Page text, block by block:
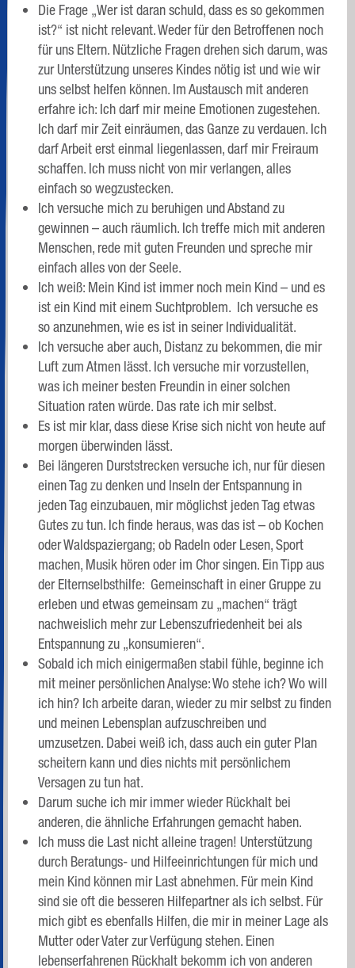
Die Frage „Wer ist daran schuld, dass es so gekommen
ist?“ ist nicht relevant. Weder für den Betroffenen noch
für uns Eltern. Nützliche Fragen drehen sich darum, was
zur Unterstützung unseres Kindes nötig ist und wie wir
uns selbst helfen können. Im Austausch mit anderen
erfahre ich: Ich darf mir meine Emotionen zugestehen.
Ich darf mir Zeit einräumen, das Ganze zu verdauen. Ich
darf Arbeit erst einmal liegenlassen, darf mir Freiraum
schaffen. Ich muss nicht von mir verlangen, alles
einfach so wegzustecken.
Ich versuche mich zu beruhigen und Abstand zu
gewinnen – auch räumlich. Ich treffe mich mit anderen
Menschen, rede mit guten Freunden und spreche mir
einfach alles von der Seele.
Ich weiß: Mein Kind ist immer noch mein Kind – und es
ist ein Kind mit einem Suchtproblem. Ich versuche es
so anzunehmen, wie es ist in seiner Individualität.
Ich versuche aber auch, Distanz zu bekommen, die mir
Luft zum Atmen lässt. Ich versuche mir vorzustellen,
was ich meiner besten Freundin in einer solchen
Situation raten würde. Das rate ich mir selbst.
Es ist mir klar, dass diese Krise sich nicht von heute auf
morgen überwinden lässt.
Bei längeren Durststrecken versuche ich, nur für diesen
einen Tag zu denken und Inseln der Entspannung in
jeden Tag einzubauen, mir möglichst jeden Tag etwas
Gutes zu tun. Ich finde heraus, was das ist – ob Kochen
oder Waldspaziergang; ob Radeln oder Lesen, Sport
machen, Musik hören oder im Chor singen. Ein Tipp aus
der Elternselbsthilfe: Gemeinschaft in einer Gruppe zu
erleben und etwas gemeinsam zu „machen“ trägt
nachweislich mehr zur Lebenszufriedenheit bei als
Entspannung zu „konsumieren“.
Sobald ich mich einigermaßen stabil fühle, beginne ich
mit meiner persönlichen Analyse: Wo stehe ich? Wo will
ich hin? Ich arbeite daran, wieder zu mir selbst zu finden
und meinen Lebensplan aufzuschreiben und
umzusetzen. Dabei weiß ich, dass auch ein guter Plan
scheitern kann und dies nichts mit persönlichem
Versagen zu tun hat.
Darum suche ich mir immer wieder Rückhalt bei
anderen, die ähnliche Erfahrungen gemacht haben.
Ich muss die Last nicht alleine tragen! Unterstützung
durch Beratungs- und Hilfeeinrichtungen für mich und
mein Kind können mir Last abnehmen. Für mein Kind
sind sie oft die besseren Hilfepartner als ich selbst. Für
mich gibt es ebenfalls Hilfen, die mir in meiner Lage als
Mutter oder Vater zur Verfügung stehen. Einen
lebenserfahrenen Rückhalt bekomm ich von anderen